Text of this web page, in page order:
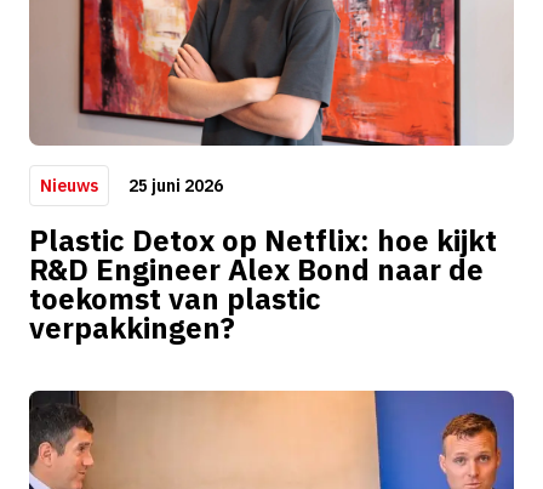
Nieuws 25 juni 2026
Plastic Detox op Netflix: hoe kijkt
R&D Engineer Alex Bond naar de
toekomst van plastic
verpakkingen?